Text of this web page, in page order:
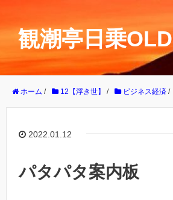
観潮亭日乗OLD
ホーム / 12【浮き世】 / ビジネス経済 /
2022.01.12
パタパタ案内板